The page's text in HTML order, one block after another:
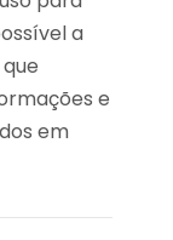
a
e
em